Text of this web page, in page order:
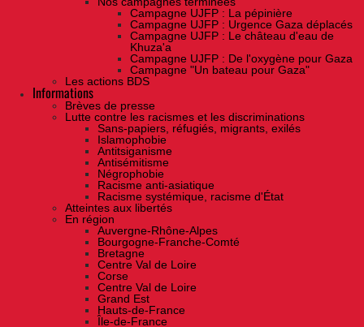
Campagne UJFP : La pépinière
Campagne UJFP : Urgence Gaza déplacés
Campagne UJFP : Le château d'eau de
Khuza'a
Campagne UJFP : De l'oxygène pour Gaza
Campagne "Un bateau pour Gaza"
Les actions BDS
Informations
Brèves de presse
Lutte contre les racismes et les discriminations
Sans-papiers, réfugiés, migrants, exilés
Islamophobie
Antitsiganisme
Antisémitisme
Négrophobie
Racisme anti-asiatique
Racisme systémique, racisme d'État
Atteintes aux libertés
En région
Auvergne-Rhône-Alpes
Bourgogne-Franche-Comté
Bretagne
Centre Val de Loire
Corse
Centre Val de Loire
Grand Est
Hauts-de-France
Île-de-France